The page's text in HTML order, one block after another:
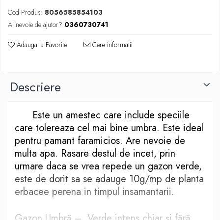
Foarfeci de gradina
Greble
Ustensile altoit
Cod Produs: 8056585854103
Ai nevoie de ajutor? 0360730741
Adauga la Favorite Cere informatii
Descriere
Este un amestec care include speciile
care tolereaza cel mai bine umbra. Este ideal
pentru pamant faramicios. Are nevoie de
multa apa. Rasare destul de incet, prin
urmare daca se vrea repede un gazon verde,
este de dorit sa se adauge 10g/mp de planta
erbacee perena in timpul insamantarii.